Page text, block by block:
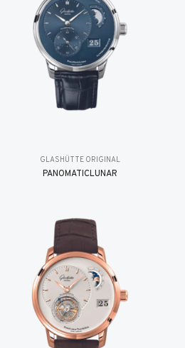
GLASHÜTTE ORIGINAL
PANOMATICLUNAR